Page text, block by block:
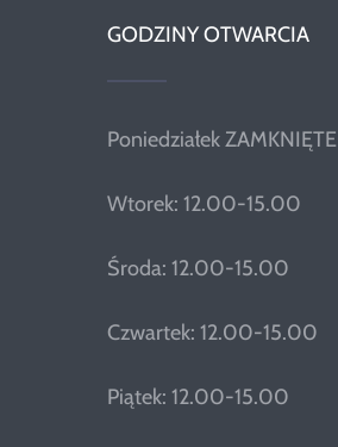
GODZINY OTWARCIA
Poniedziałek ZAMKNIĘTE
Wtorek: 12.00-15.00
Środa: 12.00-15.00
Czwartek: 12.00-15.00
Piątek: 12.00-15.00